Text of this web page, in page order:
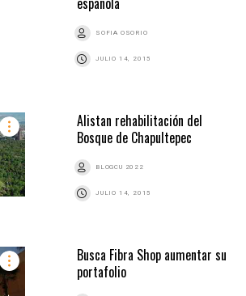
SOFIA OSORIO
JULIO 14, 2015
Alistan rehabilitación del
Bosque de Chapultepec
BLOGCU 2022
JULIO 14, 2015
Busca Fibra Shop aumentar su
portafolio